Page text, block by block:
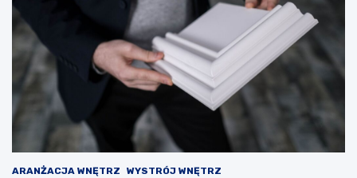
z
n
z
w
i
z
a
ARANŻACJA WNĘTRZ WYSTRÓJ WNĘTRZ